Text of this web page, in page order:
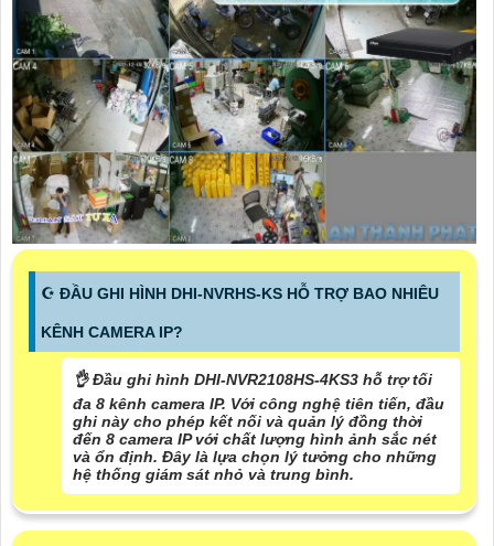
☪ ĐẦU GHI HÌNH DHI-NVRHS-KS HỖ TRỢ BAO NHIÊU
KÊNH CAMERA IP?
👌 Đầu ghi hình DHI-NVR2108HS-4KS3 hỗ trợ tối
đa 8 kênh camera IP. Với công nghệ tiên tiến, đầu
ghi này cho phép kết nối và quản lý đồng thời
đến 8 camera IP với chất lượng hình ảnh sắc nét
và ổn định. Đây là lựa chọn lý tưởng cho những
hệ thống giám sát nhỏ và trung bình.